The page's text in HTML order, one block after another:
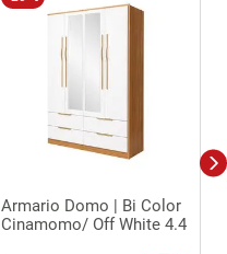
Armario Domo | Bi Color
Cinamomo/ Off White 4.4